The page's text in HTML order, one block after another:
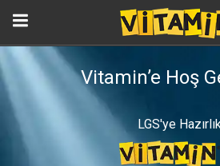
Vitamin’e Hoş
LGS'ye